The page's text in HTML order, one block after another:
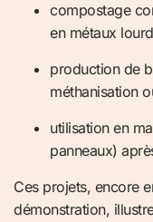
compostage
en métaux
production de
méthanisation
utilisation en
panneaux)
Ces projets, encore
démonstration,